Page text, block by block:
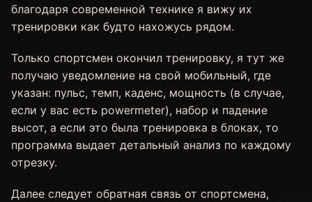
благодаря современной технике я вижу их
тренировки как будто нахожусь рядом.
Только спортсмен окончил тренировку, я тут же
получаю уведомление на свой мобильный, где
указан: пульс, темп, каденс, мощность (в случае,
если у вас есть powermeter), набор и падение
высот, а если это была тренировка в блоках, то
программа выдает детальный анализ по каждому
отрезку.
Далее следует обратная связь от спортсмена,